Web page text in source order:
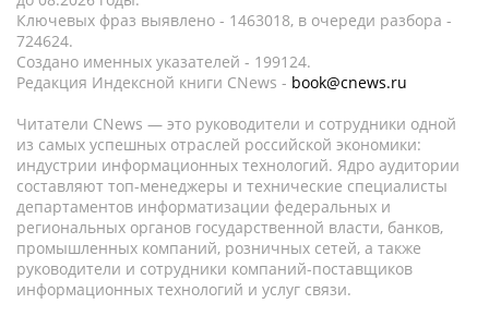
Ключевых фраз выявлено - 1463018, в очереди разбора -
724624.
Создано именных указателей - 199124.
Редакция Индексной книги CNews - book@cnews.ru
Читатели CNews — это руководители и сотрудники одной
из самых успешных отраслей российской экономики:
индустрии информационных технологий. Ядро аудитории
составляют топ-менеджеры и технические специалисты
департаментов информатизации федеральных и
региональных органов государственной власти, банков,
промышленных компаний, розничных сетей, а также
руководители и сотрудники компаний-поставщиков
информационных технологий и услуг связи.